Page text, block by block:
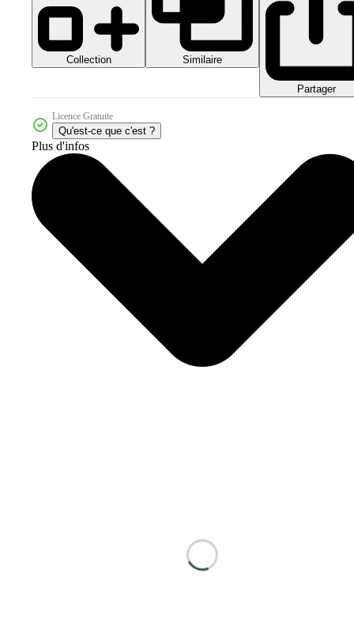
Collection Similaire
Partager
Licence Gratuite
Qu'est-ce que c'est ?
Plus d'infos